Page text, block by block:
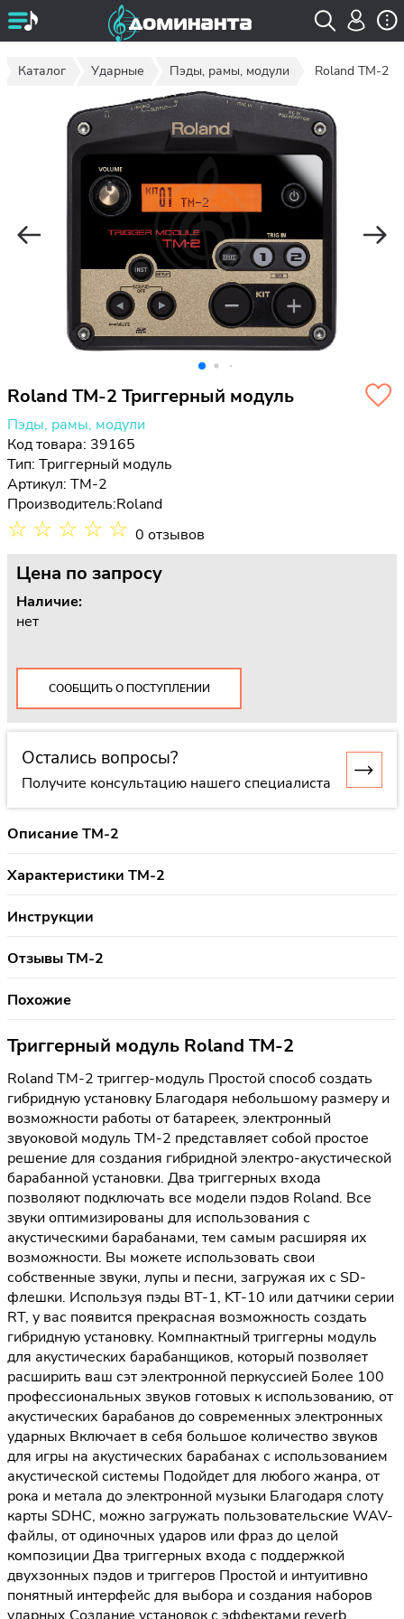
Каталог Ударные Пэды, рамы, модули Roland TM-2
Roland TM-2 Триггерный модуль
Пэды, рамы, модули
Код товара: 39165
Тип: Триггерный модуль
Артикул: TM-2
Производитель:Roland
☆ ☆ ☆ ☆ ☆ 0 отзывов
Цена по запросу
Наличие:
нет
СООБЩИТЬ О ПОСТУПЛЕНИИ
Остались вопросы?
Получите консультацию нашего специалиста
Описание TM-2
Характеристики TM-2
Инструкции
Отзывы TM-2
Похожие
Триггерный модуль Roland TM-2
Roland TM-2 триггер-модуль Простой способ создать
гибридную установку Благодаря небольшому размеру и
возможности работы от батареек, электронный
звуоковой модуль TM-2 представляет собой простое
решение для создания гибридной электро-акустической
барабанной установки. Два триггерных входа
позволяют подключать все модели пэдов Roland. Все
звуки оптимизированы для использования с
акустическими барабанами, тем самым расширяя их
возможности. Вы можете использовать свои
собственные звуки, лупы и песни, загружая их с SD-
флешки. Используя пэды BT-1, KT-10 или датчики серии
RT, у вас появится прекрасная возможность создать
гибридную установку. Компнактный триггерны модуль
для акустических барабанщиков, который позволяет
расширить ваш сэт электронной перкуссией Более 100
профессиональных звуков готовых к использованию, от
акустических барабанов до современных электронных
ударных Включает в себя большое количество звуков
для игры на акустических барабанах с использованием
акустической системы Подойдет для любого жанра, от
рока и метала до электронной музыки Благодаря слоту
карты SDHС, можно загружать пользовательские WAV-
файлы, от одиночных ударов или фраз до целой
композиции Два триггерных входа с поддержкой
двухзонных пэдов и триггеров Простой и интуитивно
понятный интерфейс для выбора и создания наборов